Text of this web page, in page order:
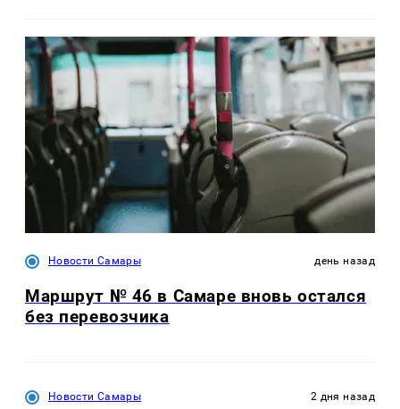
Новости Самары день назад
Маршрут № 46 в Самаре вновь остался
без перевозчика
Новости Самары 2 дня назад